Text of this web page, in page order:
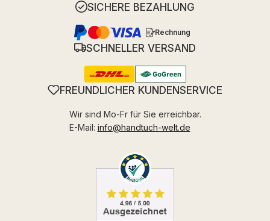
SICHERE BEZAHLUNG
Rechnung
SCHNELLER VERSAND
FREUNDLICHER KUNDENSERVICE
Wir sind Mo-Fr für Sie erreichbar.
E-Mail: info@handtuch-welt.de